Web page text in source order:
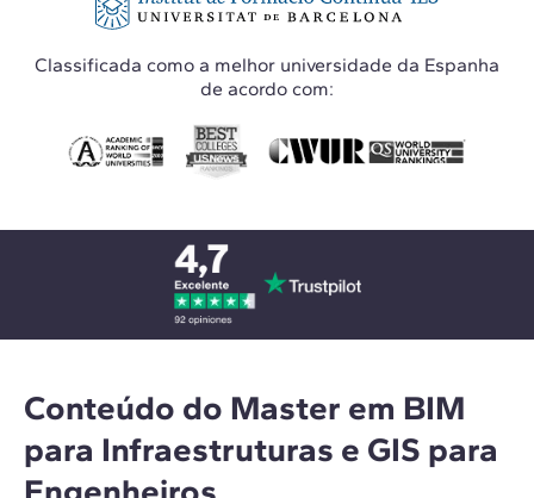
Classificada como a melhor universidade da Espanha
de acordo com:
Conteúdo do Master em BIM
para Infraestruturas e GIS para